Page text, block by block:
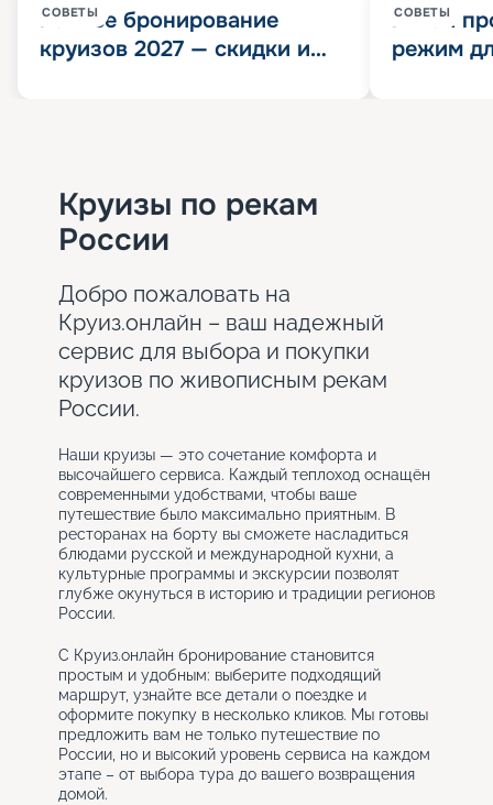
СОВЕТЫ
Раннее бронирование
круизов 2027 — скидки и
СОВЕТЫ
Китай
режим
Круизы по рекам
России
Добро пожаловать на
Круиз.онлайн – ваш надежный
сервис для выбора и покупки
круизов по живописным рекам
России.
Наши круизы — это сочетание комфорта и
высочайшего сервиса. Каждый теплоход оснащён
современными удобствами, чтобы ваше
путешествие было максимально приятным. В
ресторанах на борту вы сможете насладиться
блюдами русской и международной кухни, а
культурные программы и экскурсии позволят
глубже окунуться в историю и традиции регионов
России.
С Круиз.онлайн бронирование становится
простым и удобным: выберите подходящий
маршрут, узнайте все детали о поездке и
оформите покупку в несколько кликов. Мы готовы
предложить вам не только путешествие по
России, но и высокий уровень сервиса на каждом
этапе – от выбора тура до вашего возвращения
домой.